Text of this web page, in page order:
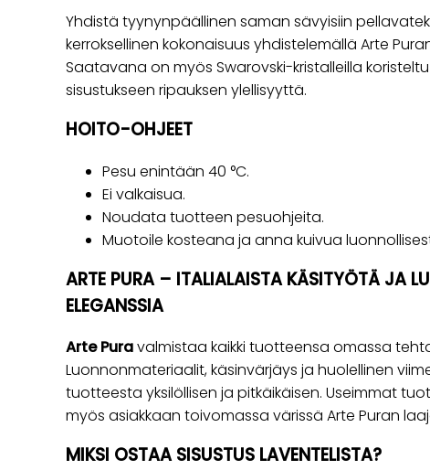
Yhdistä tyynynpäällinen saman sävyisiin
kerroksellinen kokonaisuus yhdistelemällä Arte
Saatavana on myös Swarovski-kristalleilla
sisustukseen ripauksen ylellisyyttä.
HOITO-OHJEET
Pesu enintään 40 °C.
Ei valkaisua.
Noudata tuotteen pesuohjeita.
Muotoile kosteana ja anna kuivua
ARTE PURA – ITALIALAISTA KÄSITYÖTÄ JA
ELEGANSSIA
Arte Puravalmistaa kaikki tuotteensa omassa
Luonnonmateriaalit, käsinvärjäys ja huolellinen
tuotteesta yksilöllisen ja pitkäikäisen. Useimmat
myös asiakkaan toivomassa värissä Arte Puran
MIKSI OSTAA SISUSTUS LAVENTELISTA?